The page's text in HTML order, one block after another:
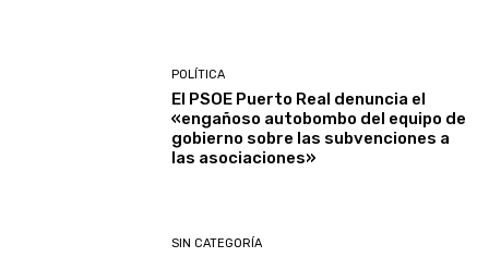
POLÍTICA
El PSOE Puerto Real denuncia el
«engañoso autobombo del equipo de
gobierno sobre las subvenciones a
las asociaciones»
SIN CATEGORÍA